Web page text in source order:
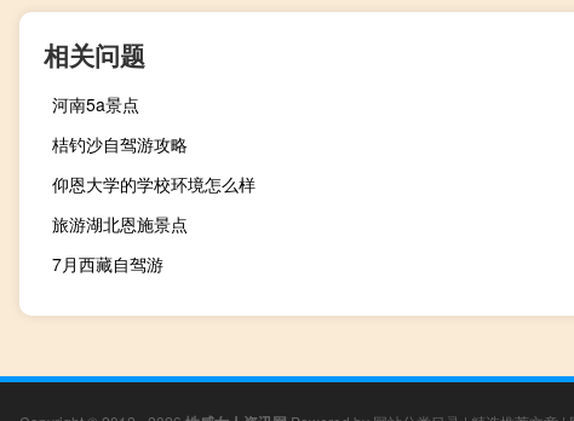
相关问题
河南5a景点
桔钓沙自驾游攻略
仰恩大学的学校环境怎么样
旅游湖北恩施景点
7月西藏自驾游